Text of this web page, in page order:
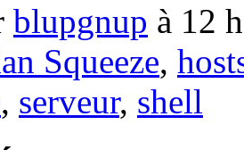
blupgnup à 12
Squeeze,
, serveur, shell